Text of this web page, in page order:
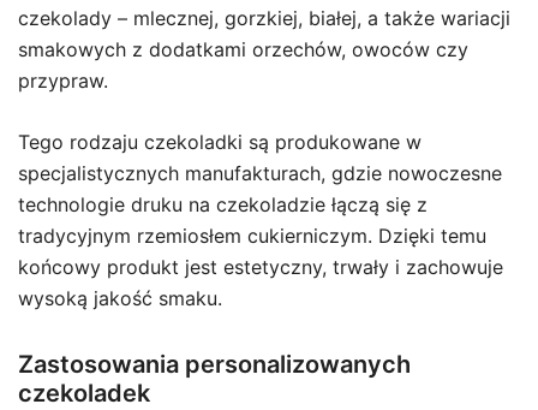
czekolady – mlecznej, gorzkiej, białej, a także wariacji
smakowych z dodatkami orzechów, owoców czy
przypraw.
Tego rodzaju czekoladki są produkowane w
specjalistycznych manufakturach, gdzie nowoczesne
technologie druku na czekoladzie łączą się z
tradycyjnym rzemiosłem cukierniczym. Dzięki temu
końcowy produkt jest estetyczny, trwały i zachowuje
wysoką jakość smaku.
Zastosowania personalizowanych
czekoladek